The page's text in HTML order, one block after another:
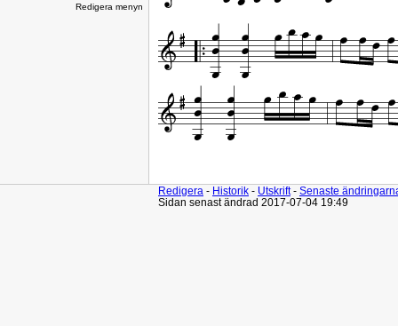
Redigera menyn
Redigera - Historik - Utskrift- Senaste
Sidan senast ändrad 2017-07-04 19:49